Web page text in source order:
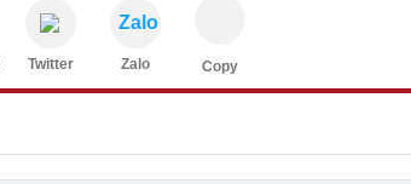
Twitter
Zalo
Zalo Copy